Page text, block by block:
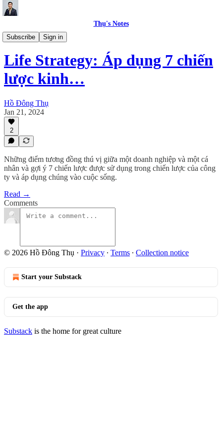
Thụ's Notes
Subscribe
Sign in
Lifestyle
Life Strategy: Áp dụng 7 chiến
lược kinh…
Hồ Đông Thụ
Jan 21, 2024
2
Những điểm tương đồng thú vị giữa một doanh nghiệp và một cá
nhân và gợi ý 7 chiến lược được sử dụng trong chiến lược của công
ty và áp dụng chúng vào cuộc sống.
Read →
Comments
© 2026 Hồ Đông Thụ · Privacy ∙ Terms ∙ Collection notice
Start your Substack
Get the app
Substack is the home for great culture